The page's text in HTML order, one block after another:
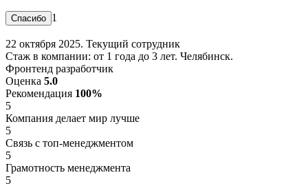
1
22 октября 2025. Текущий сотрудник
Стаж в компании: от 1 года до 3 лет. Челябинск.
Фронтенд разработчик
Оценка 5.0
Рекомендация 100%
5
Компания делает мир лучше
5
Связь с топ-менеджментом
5
Грамотность менеджмента
5